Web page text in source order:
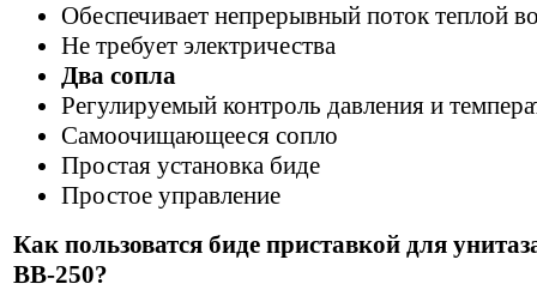
Обеспечивает непрерывный поток теплой
Не требует электричества
Два сопла
Регулируемый контроль давления и
Самоочищающееся сопло
Простая установка биде
Простое управление
Как пользоватся биде приставкой для
ВВ-250?